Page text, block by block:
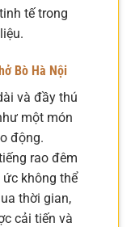
tế trong
Bò Hà Nội
và đầy thú
một món
động.
rao đêm
không thể
thời gian,
cải tiến và